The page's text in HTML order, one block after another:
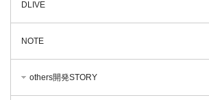
DLIVE
NOTE
others開発STORY